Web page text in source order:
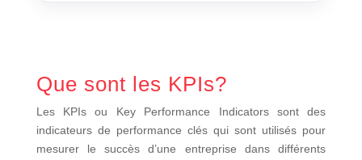
Que sont les KPIs?
Les KPIs ou Key Performance Indicators sont des
indicateurs de performance clés qui sont utilisés pour
mesurer le succès d’une entreprise dans différents